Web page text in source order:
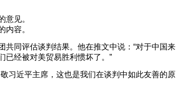
意见。
内容。
共同评估谈判结果。他在推文中说：“对于中国来
已经被对美贸易胜利惯坏了。”
习近平主席，这也是我们在谈判中如此友善的原